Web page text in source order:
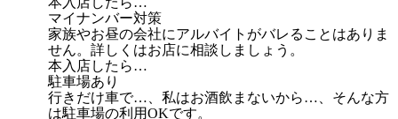
マイナンバー対策
家族やお昼の会社にアルバイトがバレることはありま
せん。詳しくはお店に相談しましょう。
本入店したら…
駐車場あり
行きだけ車で…、私はお酒飲まないから…、そんな方
は駐車場の利用OKです。